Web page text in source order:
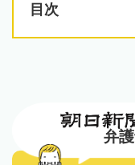
目次
弁